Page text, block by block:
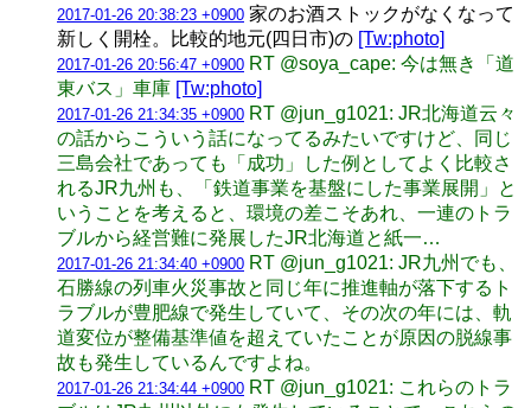
2017-01-26 20:38:23 +0900 家のお酒ストックがなくなって
新しく開栓。比較的地元(四日市)の [Tw:photo]
2017-01-26 20:56:47 +0900 RT @soya_cape: 今は無き「道
東バス」車庫 [Tw:photo]
2017-01-26 21:34:35 +0900 RT @jun_g1021: JR北海道云々
の話からこういう話になってるみたいですけど、同じ
三島会社であっても「成功」した例としてよく比較さ
れるJR九州も、「鉄道事業を基盤にした事業展開」と
いうことを考えると、環境の差こそあれ、一連のトラ
ブルから経営難に発展したJR北海道と紙一…
2017-01-26 21:34:40 +0900 RT @jun_g1021: JR九州でも、
石勝線の列車火災事故と同じ年に推進軸が落下するト
ラブルが豊肥線で発生していて、その次の年には、軌
道変位が整備基準値を超えていたことが原因の脱線事
故も発生しているんですよね。
2017-01-26 21:34:44 +0900 RT @jun_g1021: これらのトラ